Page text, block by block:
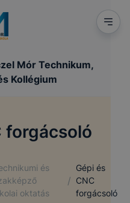
Mór Technikum,
Kollégium
forgácsoló
és
oktatás
/
Gépi és
CNC
forgácsoló